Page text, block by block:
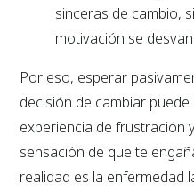
sinceras de cambio,
motivación se
Por eso, esperar
decisión de cambiar
experiencia de frustración
sensación de que te
realidad es la enfermedad